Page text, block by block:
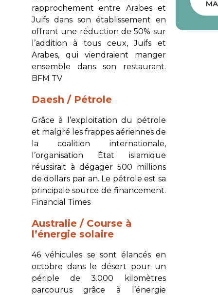
rapprochement entre Arabes et
Juifs dans son établissement en
offrant une réduction de 50% sur
l’addition à tous ceux, Juifs et
Arabes, qui viendraient manger
ensemble dans son restaurant.
BFM TV
Daesh / Pétrole
Grâce à l’exploitation du pétrole
et malgré les frappes aériennes de
la coalition internationale,
l’organisation État islamique
réussirait à dégager 500 millions
de dollars par an. Le pétrole est sa
principale source de financement.
Financial Times
Australie / Course à
l’énergie solaire
46 véhicules se sont élancés en
octobre dans le désert pour un
périple de 3.000 kilomètres
parcourus grâce à l’énergie